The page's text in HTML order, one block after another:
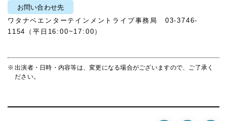
お問い合わせ先
ワタナベエンターテインメントライブ事務局 03-3746-
1154（平日16:00~17:00）
出演者・日時・内容等は、変更になる場合がございますので、ご了承く
ださい。